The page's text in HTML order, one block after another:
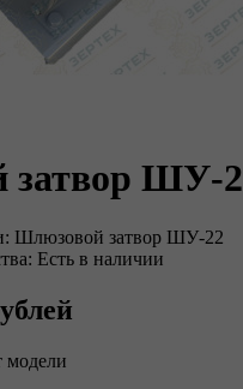
ШУ-
Шлюзовой затвор ШУ-22
Есть в наличии
модели